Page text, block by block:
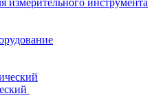
измерительного инструмента